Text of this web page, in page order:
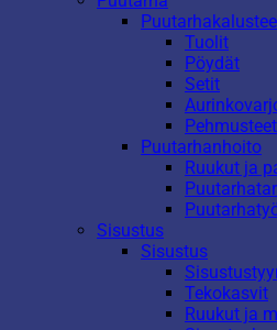
Tuolit
Pöydät
Setit
Puutarhanhoito
Ruukut ja
Sisustus
Sisustus
Tekokasvit
Ruukut ja